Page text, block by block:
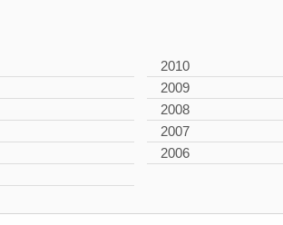
2010
2009
2008
2007
2006